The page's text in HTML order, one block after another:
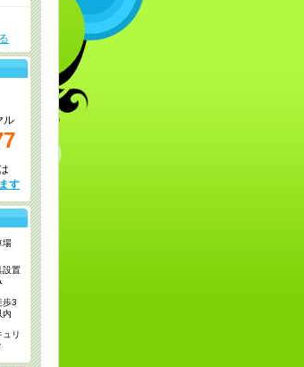
ル
す
場
設置
歩3
内
ュリ